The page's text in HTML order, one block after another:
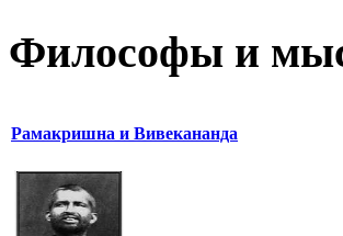
Философы и
Рамакришна и Вивекананда